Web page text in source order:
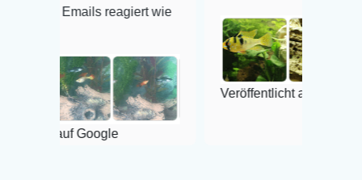
reagiert wie
Veröffentlicht auf Google